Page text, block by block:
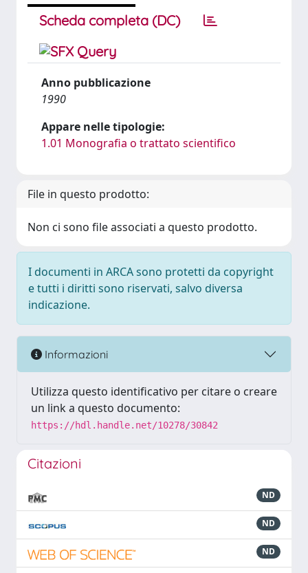
Scheda completa (DC)
Anno pubblicazione
1990
Appare nelle tipologie:
1.01 Monografia o trattato scientifico
File in questo prodotto:
Non ci sono file associati a questo prodotto.
I documenti in ARCA sono protetti da copyright
e tutti i diritti sono riservati, salvo diversa
indicazione.
Informazioni
Utilizza questo identificativo per citare o creare
un link a questo documento:
https://hdl.handle.net/10278/30842
Citazioni
ND
ND
ND